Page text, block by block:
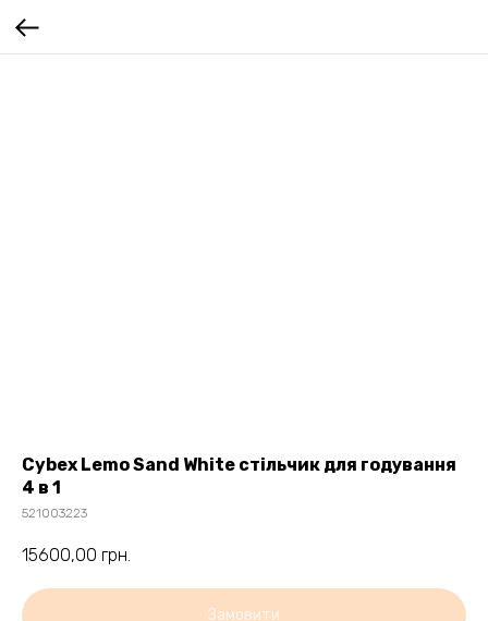
Cybex Lemo Sand White стільчик для годування
4 в 1
521003223
15600,00 грн.
Замовити